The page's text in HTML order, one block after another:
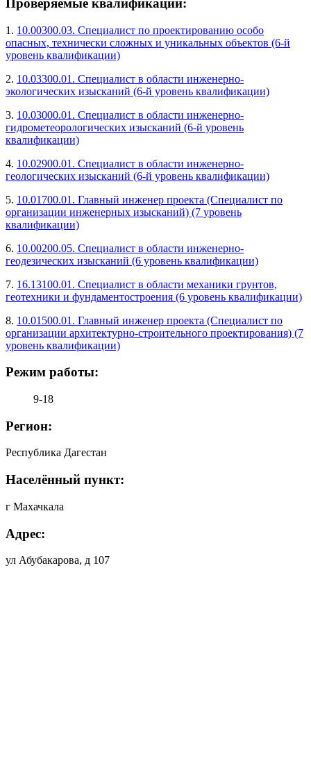
Проверяемые квалификации:
1. 10.00300.03. Специалист по проектированию особо
опасных, технически сложных и уникальных объектов (6-й
уровень квалификации)
2. 10.03300.01. Специалист в области инженерно-
экологических изысканий (6-й уровень квалификации)
3. 10.03000.01. Специалист в области инженерно-
гидрометеорологических изысканий (6-й уровень
квалификации)
4. 10.02900.01. Специалист в области инженерно-
геологических изысканий (6-й уровень квалификации)
5. 10.01700.01. Главный инженер проекта (Специалист по
организации инженерных изысканий) (7 уровень
квалификации)
6. 10.00200.05. Специалист в области инженерно-
геодезических изысканий (6 уровень квалификации)
7. 16.13100.01. Специалист в области механики грунтов,
геотехники и фундаментостроения (6 уровень квалификации)
8. 10.01500.01. Главный инженер проекта (Специалист по
организации архитектурно-строительного проектирования) (7
уровень квалификации)
Режим работы:
9-18
Регион:
Республика Дагестан
Населённый пункт:
г Махачкала
Адрес:
ул Абубакарова, д 107